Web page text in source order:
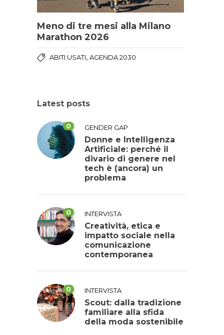
Meno di tre mesi alla Milano
Marathon 2026
ABITI USATI, AGENDA 2030
Latest posts
0 GENDER GAP
Donne e Intelligenza
Artificiale: perché il
divario di genere nel
tech è (ancora) un
problema
0 INTERVISTA
Creatività, etica e
impatto sociale nella
comunicazione
contemporanea
0 INTERVISTA
Scout: dalla tradizione
familiare alla sfida
della moda sostenibile